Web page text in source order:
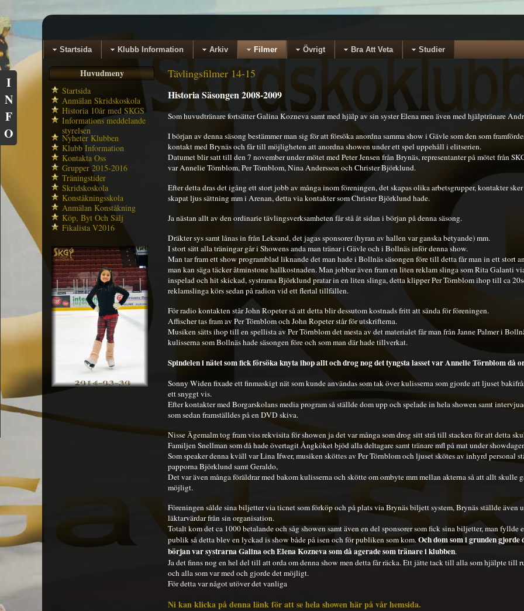
Startsida Klubb Information Arkiv Filmer Övrigt Bra Att Veta Studier
Huvudmeny
Startsida
Anmälan Skridskoskola
Historia 10år med SKGS
Informations meddelande
styrelsen
Nyheter Klubben
Klubb Information
Kontakta Oss
Grupper 2015-2016
Träningstider
Skridskoskola
Konståkningsskola
Anmälan Konståkning
Köp, Byt Och Sälj
Fikalista V2016
Tävlingsfilmer 14-15
Historia Säsongen 2008-2009
Som huvudtränare fortsätter Galina Kozneva samt med hjälp av sin syster Elena men även med hjälptränare
I början av denna säsong bestämmer man sig för att försöka anordna samma show i Gävle som den som
kontakt med Brynäs och får till möjligheten att anordna showen under ett spel uppehåll i elitserien.
Datumet blir satt till den 7 november under mötet med Peter Jensen från Brynäs, representanter på mötet från
var Annelie Törnblom, Per Törnblom, Nina Andersson och Christer Björklund.
Efter detta dras det igång ett stort jobb av många inom föreningen, det skapas olika arbetsgrupper, kontakter
skapat ljus sättning mm i Arenan, detta via kontakter som Christer Björklund hade.
Ja nästan allt av den ordinarie tävlingsverksamheten får stå åt sidan i början på denna säsong.
Dräkter sys samt lånas in från Leksand, det jagas sponsorer (hyran av hallen var ganska betyande) mm.
I stort sätt alla träningar går i Showens anda man tränar i Gävle och i Bollnäs inför denna show.
Man tar fram ett show programblad liknande det man hade i Bollnäs säsongen före till detta får man in ett stort
man kan säga täcker åtminstone hallkostnaden. Man jobbar även fram en liten reklam slinga som Rita Galanti
inspelad och hit skickad, systrarna Björklund pratar in en liten slinga, detta klipper Per Törnblom ihop till ca
reklamslinga körs sedan på radion vid ett flertal tillfällen.
För radio kontakten står John Ropeter så att detta blir dessutom kostnads fritt att sända för föreningen.
Affischer tas fram av Per Törnblom och John Ropeter står för utskrifterna.
Musiken sätts ihop till en spellista av Per Törnblom det mesta av det materialet får man från Janne Palmer i
kulisserna som Bollnäs hade säsongen före och som man där hade tillverkat.
Spindelen i nätet som fick försöka knyta ihop allt och drog nog det tyngsta lasset var Annelie Törnblom då
Sonny Widen fixade ett finmaskigt nät som kunde användas som tak över kulisserna som gjorde att ljuset
ett snyggt vis.
Efter kontakter med Borgarskolans media program så ställde dom upp och spelade in hela showen samt
som sedan framställdes på en DVD skiva.
Nisse Ägemalm tog fram viss rekvisita för showen ja det var många som drog sitt strå till stacken för att detta
Familjen Snellman som då hade övertagit Ångköket bjöd alla deltagare samt tränare mfl på mat under
Som speaker denna kväll var Lina Ifwer, musiken sköttes av Per Törnblom och ljuset skötes av inhyrd personal
papporna Björklund samt Geraldo,
Det var även många föräldrar med bakom kulisserna och skötte om ombyte mm mellan akterna så att allt skulle
möjligt.
Föreningen sålde sina biljetter via ticnet som förköp och på plats via Brynäs biljett system, Brynäs ställde även
läktarvärdar från sin organisation.
Totalt kom det ca 1000 betalande och såg showen samt även en del sponsorer som fick sina biljetter, man fyllde
publik så detta blev en lyckad is show både på isen och för publiken som kom.Och dom som i grunden
början var systrarna Galina och Elena Kozneva som då agerade som tränare i klubben.
Ja det finns nog en hel del till att orda om denna show men detta får räcka. Ett jätte tack till alla som hjälpte till
och alla som var med och gjorde det möjligt.
För detta var något utöver det vanliga
Ni kan klicka på denna länk för att se hela showen här på vår hemsida.
I
N
F
O